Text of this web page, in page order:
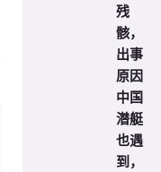
残
骸，
出事
原因
中国
潜艇
也遇
到，